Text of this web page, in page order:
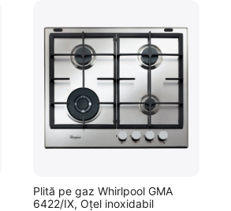
Plită pe gaz Whirlpool GMA
6422/IX, Oțel inoxidabil